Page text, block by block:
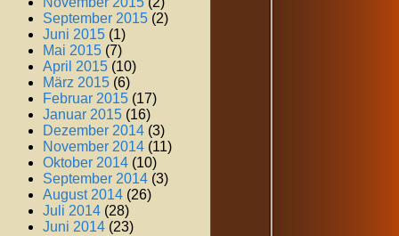
September 2015 (2)
Juni 2015 (1)
Mai 2015 (7)
April 2015 (10)
März 2015 (6)
Februar 2015 (17)
Januar 2015 (16)
Dezember 2014 (3)
November 2014 (11)
Oktober 2014 (10)
September 2014 (3)
August 2014 (26)
Juli 2014 (28)
Juni 2014 (23)